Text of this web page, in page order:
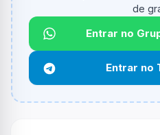
informado.
Qual é o desconto máximo?
Não informado ou sem limite.
Funciona em qualquer
Não necessariamente.
de
Entrar no
Entrar no